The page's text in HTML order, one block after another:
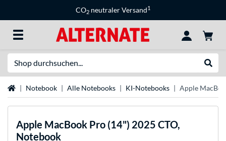
CO2 neutraler Versand1
StartseiteNotebook Alle Notebooks KI-Notebooks Apple
Apple MacBook Pro (14") 2025 CTO,
Notebook